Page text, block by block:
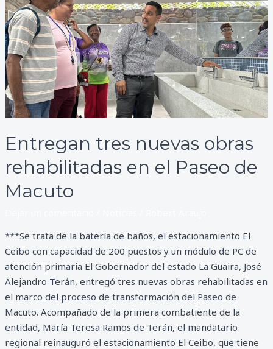
Entregan tres nuevas obras
rehabilitadas en el Paseo de
Macuto
***Se trata de la batería de baños, el estacionamiento El
Ceibo con capacidad de 200 puestos y un módulo de PC de
atención primaria El Gobernador del estado La Guaira, José
Alejandro Terán, entregó tres nuevas obras rehabilitadas en
el marco del proceso de transformación del Paseo de
Macuto. Acompañado de la primera combatiente de la
entidad, María Teresa Ramos de Terán, el mandatario
regional reinauguró el estacionamiento El Ceibo, que tiene
nuevas
obras
rehabilitadas
en
el
Paseo
de
Macuto